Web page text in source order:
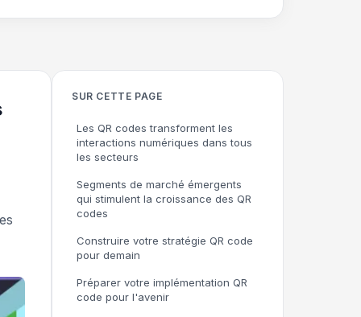
SUR CETTE PAGE
Les QR codes transforment les
interactions numériques dans tous
les secteurs
Segments de marché émergents
qui stimulent la croissance des QR
codes
Construire votre stratégie QR code
pour demain
Préparer votre implémentation QR
code pour l'avenir